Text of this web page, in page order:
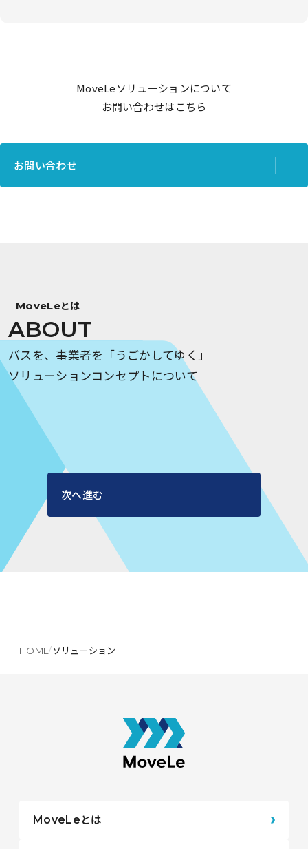
MoveLeソリューションについて
お問い合わせはこちら
お問い合わせ
MoveLeとは
ABOUT
バスを、事業者を「うごかしてゆく」
ソリューションコンセプトについて
次へ進む
HOME ソリューション
MoveLe とは